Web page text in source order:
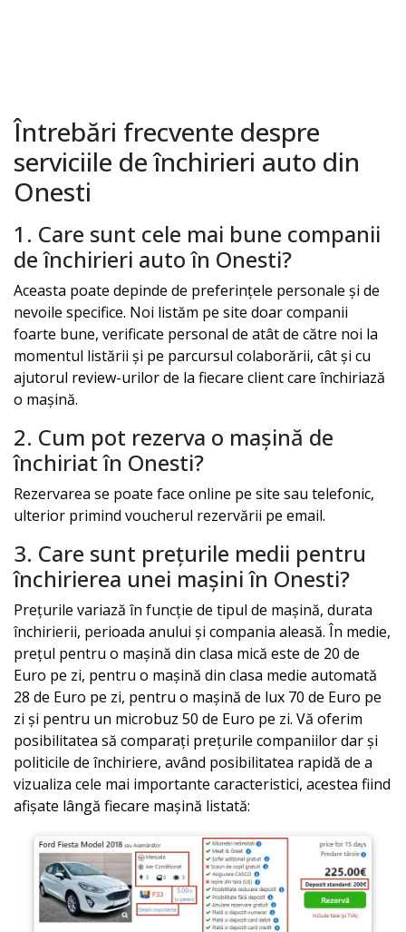
Întrebări frecvente despre
serviciile de închirieri auto din
Onesti
1. Care sunt cele mai bune companii
de închirieri auto în Onesti?
Aceasta poate depinde de preferințele personale și de
nevoile specifice. Noi listăm pe site doar companii
foarte bune, verificate personal de atât de către noi la
momentul listării și pe parcursul colaborării, cât și cu
ajutorul review-urilor de la fiecare client care închiriază
o mașină.
2. Cum pot rezerva o mașină de
închiriat în Onesti?
Rezervarea se poate face online pe site sau telefonic,
ulterior primind voucherul rezervării pe email.
3. Care sunt prețurile medii pentru
închirierea unei mașini în Onesti?
Prețurile variază în funcție de tipul de mașină, durata
închirierii, perioada anului și compania aleasă. În medie,
prețul pentru o mașină din clasa mică este de 20 de
Euro pe zi, pentru o mașină din clasa medie automată
28 de Euro pe zi, pentru o mașină de lux 70 de Euro pe
zi și pentru un microbuz 50 de Euro pe zi. Vă oferim
posibilitatea să comparați prețurile companiilor dar și
politicile de închiriere, având posibilitatea rapidă de a
vizualiza cele mai importante caracteristici, acestea fiind
afișate lângă fiecare mașină listată: